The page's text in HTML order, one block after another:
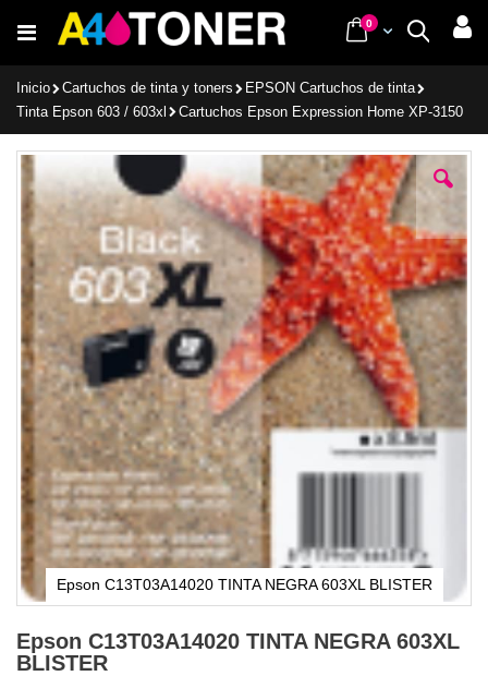
al
Buscar
Cart
0items
Inicio Cartuchos de tinta y toners
EPSON Cartuchos de tinta
Tinta Epson 603 / 603xl
Cartuchos Epson Expression Home XP-3150
Saltar
final
de
la
galería
de
imágenes
Epson C13T03A14020 TINTA NEGRA 603XL BLISTER
al
comienzo
Epson C13T03A14020 TINTA NEGRA 603XL
BLISTER